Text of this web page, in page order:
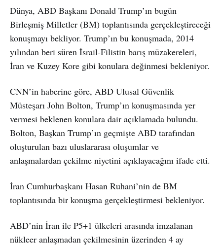
Dünya, ABD Başkanı Donald Trump’ın bugün
Birleşmiş Milletler (BM) toplantısında gerçekleştireceği
konuşmayı bekliyor. Trump’ın bu konuşmada, 2014
yılından beri süren İsrail-Filistin barış müzakereleri,
İran ve Kuzey Kore gibi konulara değinmesi bekleniyor.
CNN’in haberine göre, ABD Ulusal Güvenlik
Müsteşarı John Bolton, Trump’ın konuşmasında yer
vermesi beklenen konulara dair açıklamada bulundu.
Bolton, Başkan Trump’ın geçmişte ABD tarafından
oluşturulan bazı uluslararası oluşumlar ve
anlaşmalardan çekilme niyetini açıklayacağını ifade etti.
İran Cumhurbaşkanı Hasan Ruhani’nin de BM
toplantısında bir konuşma gerçekleştirmesi bekleniyor.
ABD’nin İran ile P5+1 ülkeleri arasında imzalanan
nükleer anlaşmadan çekilmesinin üzerinden 4 ay